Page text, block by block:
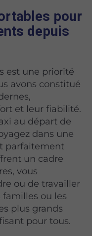
pour
depuis
est une priorité
avons constitué
et leur fiabilité.
au départ de
dans une
parfaitement
un cadre
vous
ou de travailler
ou les
plus grands
pour tous.